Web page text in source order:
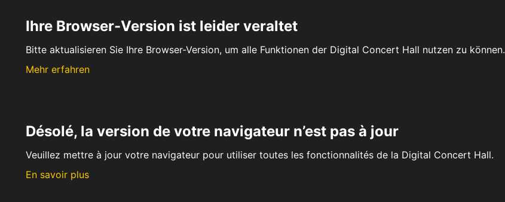
Ihre Browser-Version ist leider veraltet
Bitte aktualisieren Sie Ihre Browser-Version, um alle Funktionen der Digital Concert Hall nutzen zu können.
Mehr erfahren
Désolé, la version de votre navigateur n’est pas à jour
Veuillez mettre à jour votre navigateur pour utiliser toutes les fonctionnalités de la Digital Concert Hall.
En savoir plus